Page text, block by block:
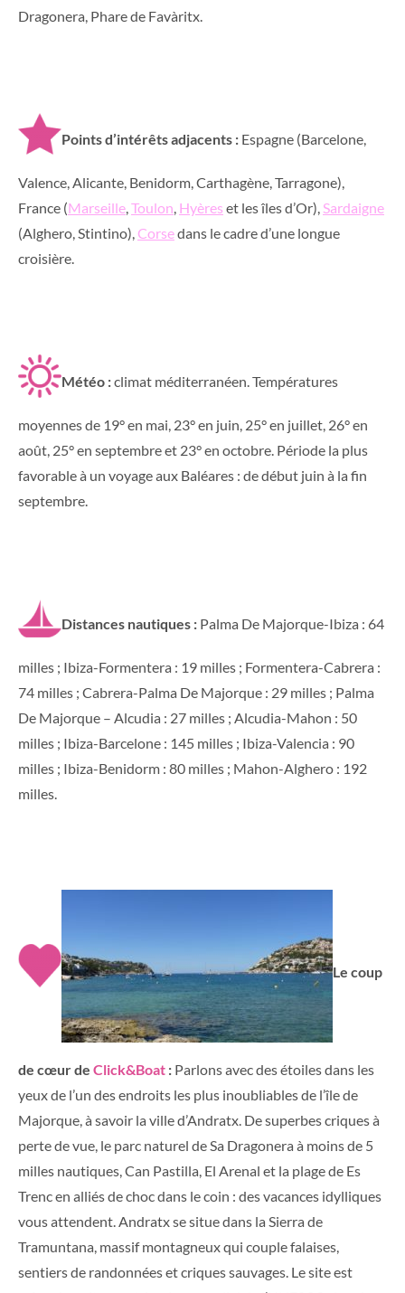
Dragonera, Phare de Favàritx.
Points d’intérêts adjacents : Espagne (Barcelone,
Valence, Alicante, Benidorm, Carthagène, Tarragone),
France (Marseille Toulon Hyères et les îles d’Or), Sardaigne
(Alghero, Stintino), Corsedans le cadre d’une longue
croisière.
Météo :climat méditerranéen. Températures
moyennes de 19° en mai, 23° en juin, 25° en juillet, 26° en
août, 25° en septembre et 23° en octobre. Période la plus
favorable à un voyage aux Baléares : de début juin à la fin
septembre.
Distances nautiques : Palma De Majorque-Ibiza : 64
milles ; Ibiza-Formentera : 19 milles ; Formentera-Cabrera :
74 milles ; Cabrera-Palma De Majorque : 29 milles ; Palma
De Majorque – Alcudia : 27 milles ; Alcudia-Mahon : 50
milles ; Ibiza-Barcelone : 145 milles ; Ibiza-Valencia : 90
milles ; Ibiza-Benidorm : 80 milles ; Mahon-Alghero : 192
milles.
Le coup
de cœur de Click&Boat : Parlons avec des étoiles dans les
yeux de l’un des endroits les plus inoubliables de l’île de
Majorque, à savoir la ville d’Andratx. De superbes criques à
perte de vue, le parc naturel de Sa Dragonera à moins de 5
milles nautiques, Can Pastilla, El Arenal et la plage de Es
Trenc en alliés de choc dans le coin : des vacances idylliques
vous attendent. Andratx se situe dans la Sierra de
Tramuntana, massif montagneux qui couple falaises,
sentiers de randonnées et criques sauvages. Le site est